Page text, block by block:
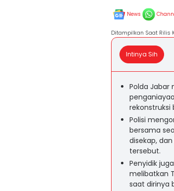
News
Ditampilkan Saat Rilis
Intinya Sih
Polda Jabar
rekonstruksi
Polisi
bersama
disekap,
tersebut.
Penyidik
melibatkan
saat dirinya